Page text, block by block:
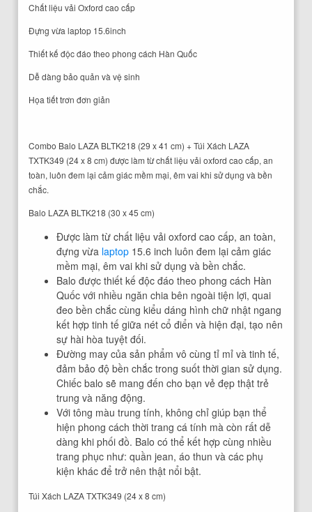
Chất liệu vải Oxford cao cấp
Đựng vừa laptop 15.6inch
Thiết kế độc đáo theo phong cách Hàn Quốc
Dễ dàng bảo quản và vệ sinh
Họa tiết trơn đơn giản
Combo Balo LAZA BLTK218 (29 x 41 cm) + Túi Xách LAZA
TXTK349 (24 x 8 cm) được làm từ chất liệu vải oxford cao cấp, an
toàn, luôn đem lại cảm giác mềm mại, êm vai khi sử dụng và bền
chắc.
Balo LAZA BLTK218 (30 x 45 cm)
Được làm từ chất liệu vải oxford cao cấp, an toàn,
đựng vừa laptop 15.6 inch luôn đem lại cảm giác
mềm mại, êm vai khi sử dụng và bền chắc.
Balo được thiết kế độc đáo theo phong cách Hàn
Quốc với nhiều ngăn chia bên ngoài tiện lợi, quai
đeo bền chắc cùng kiểu dáng hình chữ nhật ngang
kết hợp tinh tế giữa nét cổ điển và hiện đại, tạo nên
sự hài hòa tuyệt đối.
Đường may của sản phẩm vô cùng tỉ mỉ và tinh tế,
đảm bảo độ bền chắc trong suốt thời gian sử dụng.
Chiếc balo sẽ mang đến cho bạn vẻ đẹp thật trẻ
trung và năng động.
Với tông màu trung tính, không chỉ giúp bạn thể
hiện phong cách thời trang cá tính mà còn rất dễ
dàng khi phối đồ. Balo có thể kết hợp cùng nhiều
trang phục như: quần jean, áo thun và các phụ
kiện khác để trở nên thật nổi bật.
Túi Xách LAZA TXTK349 (24 x 8 cm)